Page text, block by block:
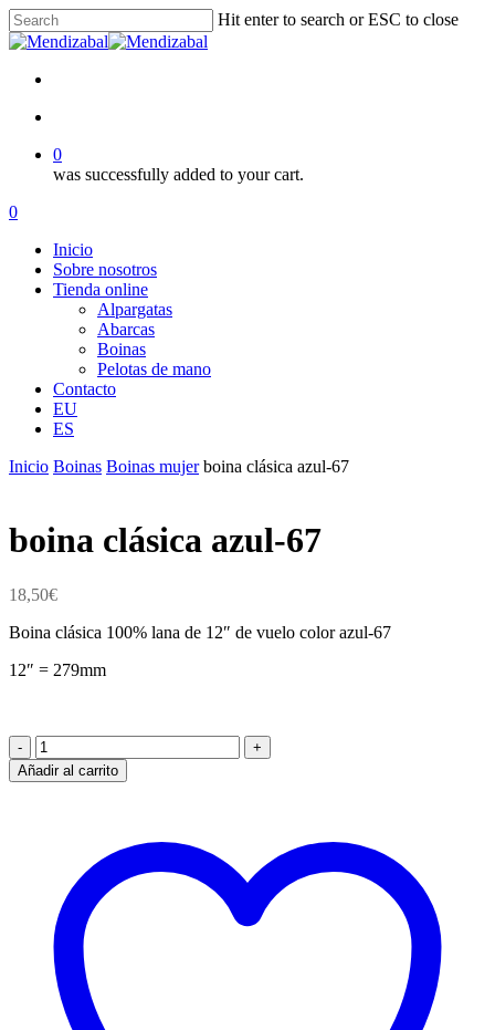
Skip
to
content
Hit enter to search or ESC to close
Close
0
was successfully added to your cart.
Menu
search
0
Inicio
Sobre nosotros
Tienda online
Alpargatas
Abarcas
Boinas
Pelotas de mano
Contacto
EU
ES
Inicio Boinas Boinas mujer boina clásica azul-67
boina clásica azul-67
18,50€
Boina clásica 100% lana de 12″ de vuelo color azul-67
12″ = 279mm
boina
clásica
azul-
Añadir al carrito